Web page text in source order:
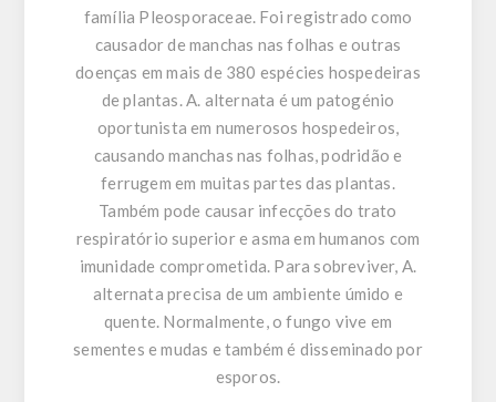
família Pleosporaceae. Foi registrado como
causador de manchas nas folhas e outras
doenças em mais de 380 espécies hospedeiras
de plantas. A. alternata é um patogénio
oportunista em numerosos hospedeiros,
causando manchas nas folhas, podridão e
ferrugem em muitas partes das plantas.
Também pode causar infecções do trato
respiratório superior e asma em humanos com
imunidade comprometida. Para sobreviver, A.
alternata precisa de um ambiente úmido e
quente. Normalmente, o fungo vive em
sementes e mudas e também é disseminado por
esporos.